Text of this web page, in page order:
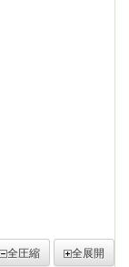
全圧縮 全展開